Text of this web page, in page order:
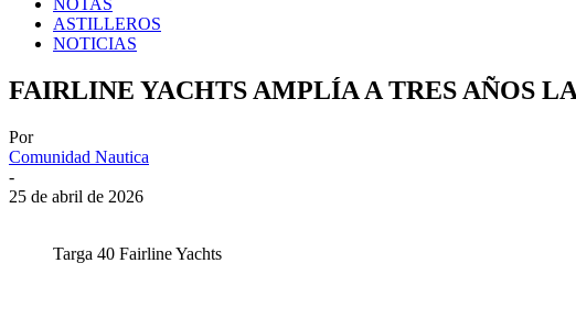
NOTAS
ASTILLEROS
NOTICIAS
FAIRLINE YACHTS AMPLÍA A TRES AÑOS
Por
Comunidad Nautica
-
25 de abril de 2026
Targa 40 Fairline Yachts